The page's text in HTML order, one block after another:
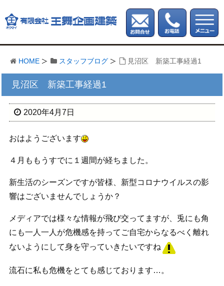
HOME スタッフブログ 見沼区 新築工事経過1
見沼区 新築工事経過1
2020年4月7日
おはようございます
４月ももうすでに１週間が経ちました。
新生活のシーズンですが皆様、新型コロナウイルスの影
響はございませんでしょうか？
メディアでは様々な情報が飛び交ってますが、兎にも角
にも一人一人が危機感を持ってご自宅からなるべく離れ
ないようにして身を守っていきたいですね
流石に私も危機をとても感じております…。